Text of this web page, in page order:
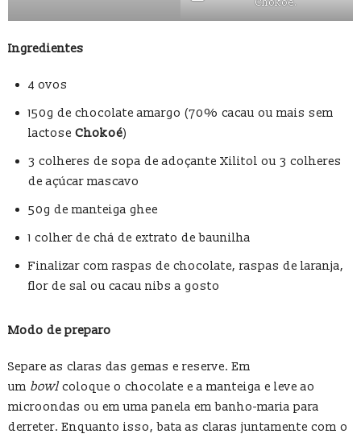
Chokoé.
Ingredientes
4 ovos
150g de chocolate amargo (70% cacau ou mais sem
lactose Chokoé)
3 colheres de sopa de adoçante Xilitol ou 3 colheres
de açúcar mascavo
50g de manteiga ghee
1 colher de chá de extrato de baunilha
Finalizar com raspas de chocolate, raspas de laranja,
flor de sal ou cacau nibs a gosto
Modo de preparo
Separe as claras das gemas e reserve. Em
um bowl coloque o chocolate e a manteiga e leve ao
microondas ou em uma panela em banho-maria para
derreter. Enquanto isso, bata as claras juntamente com o